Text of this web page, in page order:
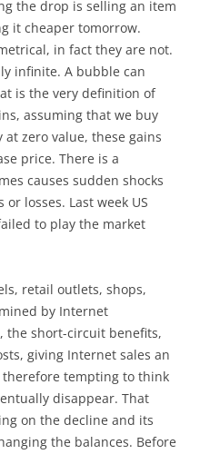
the drop is selling an item
it cheaper tomorrow.
in fact they are not.
infinite. A bubble can
is the very definition of
assuming that we buy
zero value, these gains
price. There is a
causes sudden shocks
losses. Last week US
to play the market
retail outlets, shops,
by Internet
the short-circuit benefits,
giving Internet sales an
tempting to think
disappear. That
on the decline and its
the balances. Before